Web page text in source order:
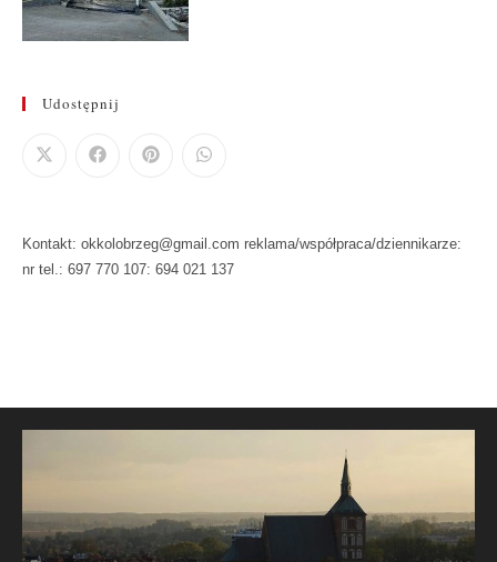
Udostępnij
Kontakt: okkolobrzeg@gmail.com reklama/współpraca/dziennikarze:
nr tel.: 697 770 107: 694 021 137